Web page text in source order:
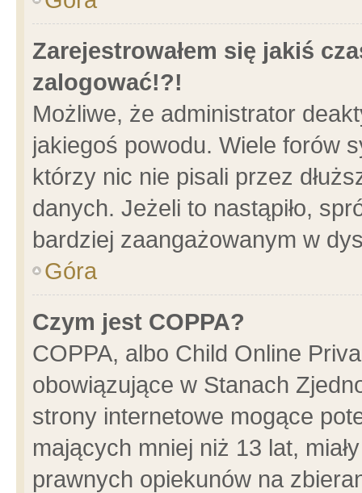
Zarejestrowałem się jakiś
zalogować!?!
Możliwe, że administrator
jakiegoś powodu. Wiele forów
którzy nic nie pisali przez
danych. Jeżeli to nastąpiło,
bardziej zaangażowanym w
Góra
Czym jest COPPA?
COPPA, albo Child Online
obowiązujące w Stanach
strony internetowe mogące
mających mniej niż 13 lat,
prawnych opiekunów na